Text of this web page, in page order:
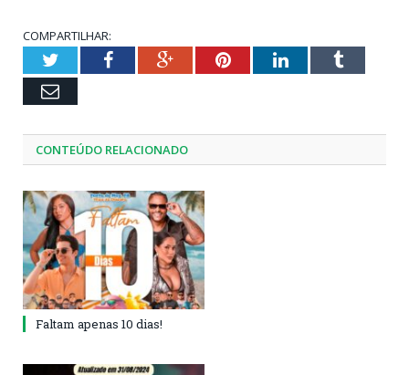
COMPARTILHAR:
TwitterFacebookGoogle+PinterestLinkedInTumblr
Email
CONTEÚDO RELACIONADO
Faltam apenas 10 dias!